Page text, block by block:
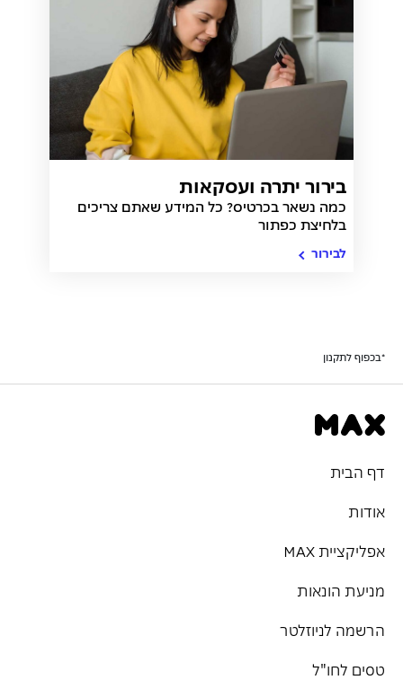
בירור יתרה ועסקאות
כמה נשאר בכרטיס? כל המידע שאתם צריכים
בלחיצת כפתור
לבירור
*בכפוף לתקנון
דף הבית
אודות
אפליקציית MAX
מניעת הונאות
הרשמה לניוזלטר
טסים לחו"ל